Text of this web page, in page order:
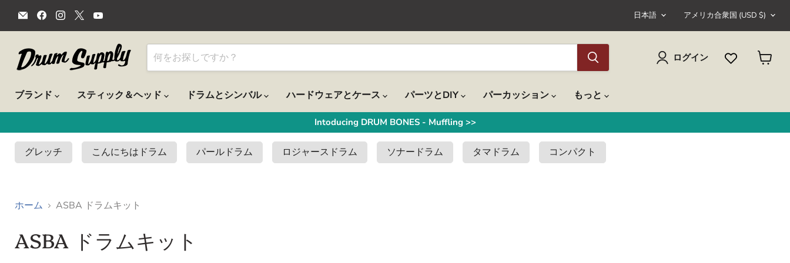
メ
ー
で
見
て
く
だ
い
Facebook
で
見
け
て
さ
い
Instagram
で
見
け
て
く
で
見
け
て
く
さ
い
見
け
て
く
さ
い
言
語
日本語 国
アメリカ合衆国 (USD $)
ログイン
見
ブランド スティック＆ヘッド ドラムとシンバル ハードウェアとケース パーツとDIY パーカッション もっと
Intoducing DRUM BONES - Muffling >>
グレッチ こんにちはドラム パールドラム ロジャースドラム ソナードラム タマドラム コンパクト
ホーム ASBA ドラムキット
ASBA ドラムキット